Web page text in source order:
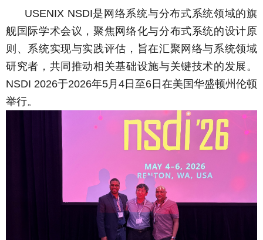
USENIX NSDI是网络系统与分布式系统领域的旗
舰国际学术会议，聚焦网络化与分布式系统的设计原
则、系统实现与实践评估，旨在汇聚网络与系统领域
研究者，共同推动相关基础设施与关键技术的发展。
NSDI 2026于2026年5月 4日至6日在美国华盛顿州伦顿
举行。